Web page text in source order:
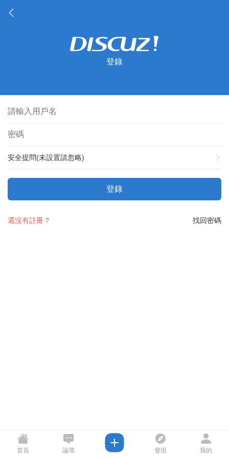
登錄
安全提問(未設置請忽略)
登錄
找回密碼
還沒有註冊？
首頁 論壇 發現 我的